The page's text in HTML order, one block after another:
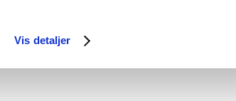
Indsamle præcise oplysninger om
Vis detaljer